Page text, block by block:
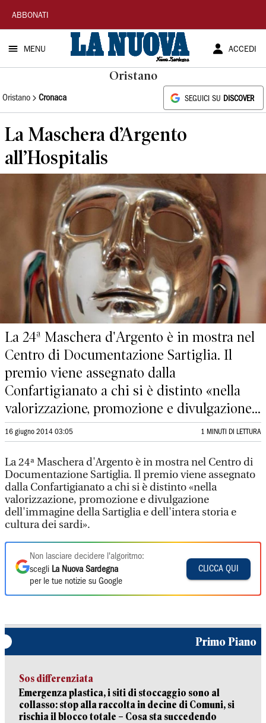
La
Nuova
Sardegna
ABBONATI
MENU ACCEDI
Oristano
Oristano Cronaca SEGUICI SU DISCOVER
La Maschera d’Argento
all’Hospitalis
La 24ª Maschera d'Argento è in mostra nel
Centro di Documentazione Sartiglia. Il
premio viene assegnato dalla
Confartigianato a chi si è distinto «nella
valorizzazione, promozione e divulgazione...
16 giugno 2014 03:05 1 MINUTI DI LETTURA
La 24ª Maschera d'Argento è in mostra nel Centro di
Documentazione Sartiglia. Il premio viene assegnato
dalla Confartigianato a chi si è distinto «nella
valorizzazione, promozione e divulgazione
dell'immagine della Sartiglia e dell'intera storia e
cultura dei sardi».
Non lasciare decidere l'algoritmo:
scegli La Nuova Sardegna
per le tue notizie su Google
CLICCA QUI
Primo Piano
Sos differenziata
Emergenza plastica, i siti di stoccaggio sono al
collasso: stop alla raccolta in decine di Comuni, si
rischia il blocco totale – Cosa sta succedendo